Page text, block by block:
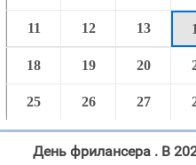
11 12 13
18 19 20
25 26 27
День фрилансера . В